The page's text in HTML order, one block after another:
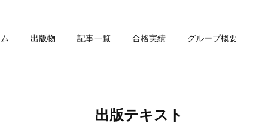
出版物 記事一覧 合格実績 グループ概要
出版テキスト